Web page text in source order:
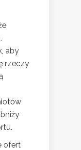
aby
rzeczy
ofert